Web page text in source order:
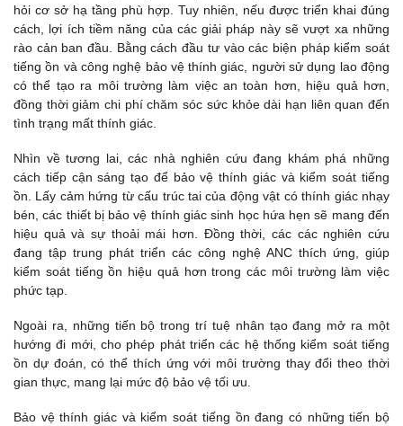
hỏi cơ sở hạ tầng phù hợp. Tuy nhiên, nếu được triển khai đúng
cách, lợi ích tiềm năng của các giải pháp này sẽ vượt xa những
rào cản ban đầu. Bằng cách đầu tư vào các biện pháp kiểm soát
tiếng ồn và công nghệ bảo vệ thính giác, người sử dụng lao động
có thể tạo ra môi trường làm việc an toàn hơn, hiệu quả hơn,
đồng thời giảm chi phí chăm sóc sức khỏe dài hạn liên quan đến
tình trạng mất thính giác.
Nhìn về tương lai, các nhà nghiên cứu đang khám phá những
cách tiếp cận sáng tạo để bảo vệ thính giác và kiểm soát tiếng
ồn. Lấy cảm hứng từ cấu trúc tai của động vật có thính giác nhạy
bén, các thiết bị bảo vệ thính giác sinh học hứa hẹn sẽ mang đến
hiệu quả và sự thoải mái hơn. Đồng thời, các các nghiên cứu
đang tập trung phát triển các công nghệ ANC thích ứng, giúp
kiểm soát tiếng ồn hiệu quả hơn trong các môi trường làm việc
phức tạp.
Ngoài ra, những tiến bộ trong trí tuệ nhân tạo đang mở ra một
hướng đi mới, cho phép phát triển các hệ thống kiểm soát tiếng
ồn dự đoán, có thể thích ứng với môi trường thay đổi theo thời
gian thực, mang lại mức độ bảo vệ tối ưu.
Bảo vệ thính giác và kiểm soát tiếng ồn đang có những tiến bộ